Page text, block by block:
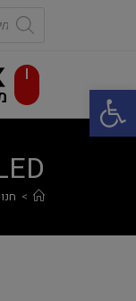
פתח סרגל
Products
search
>